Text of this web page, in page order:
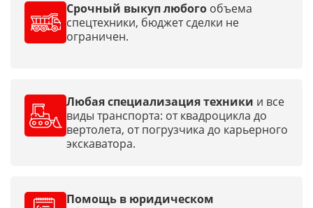
Срочный выкуп любого объема
спецтехники, бюджет сделки не
ограничен.
Любая специализация техники и все
виды транспорта: от квадроцикла до
вертолета, от погрузчика до карьерного
экскаватора.
Помощь в юридическом